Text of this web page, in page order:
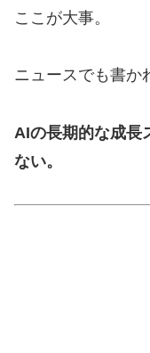
ここが大事。
ニュースでも書か
AIの長期的な成長
ない。